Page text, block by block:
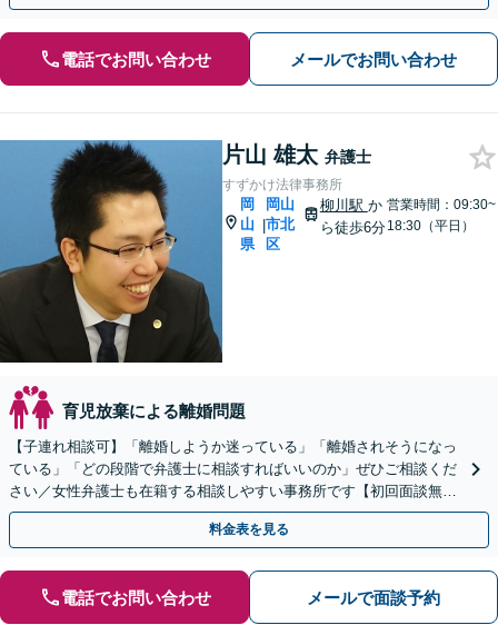
電話でお問い合わせ メールでお問い合わせ
片山 雄太 弁護士
すずかけ法律事務所
岡
山
県
|
岡山
市北
区
柳川駅 か
ら徒歩6分
営業時間：09:30~
18:30（平日）
育児放棄による離婚問題
【子連れ相談可】「離婚しようか迷っている」「離婚されそうになっ
ている」「どの段階で弁護士に相談すればいいのか」ぜひご相談くだ
さい／女性弁護士も在籍する相談しやすい事務所です【初回面談無
料】【夜間土日面談可（要予約）】【法テラス可】
料金表を見る
電話でお問い合わせ メールで面談予約